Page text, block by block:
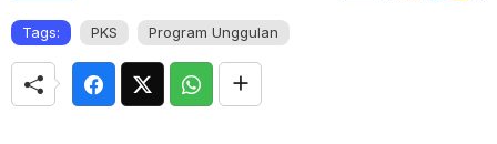
Tags: PKS Program Unggulan